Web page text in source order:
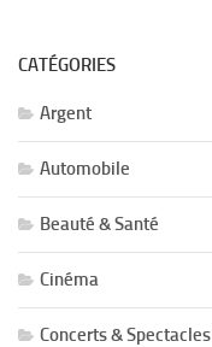
CATÉGORIES
Argent
Automobile
Beauté & Santé
Cinéma
Concerts & Spectacles